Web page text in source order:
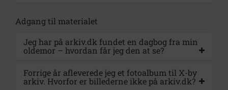
Adgang til materialet
Jeg har på arkiv.dk fundet en dagbog fra min
oldemor – hvordan får jeg den at se?
Forrige år afleverede jeg et fotoalbum til X-by
arkiv. Hvorfor er billederne ikke på arkiv.dk?